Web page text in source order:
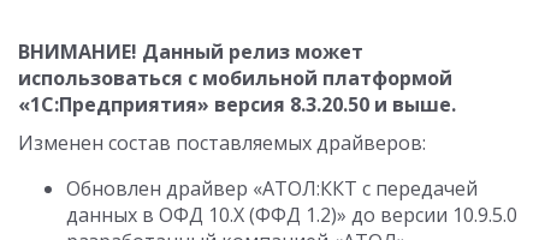
ВНИМАНИЕ! Данный релиз может
использоваться с мобильной платформой
«1С:Предприятия» версия 8.3.20.50 и выше.
Изменен состав поставляемых драйверов:
Обновлен драйвер «АТОЛ:ККТ с передачей
данных в ОФД 10.Х (ФФД 1.2)» до версии 10.9.5.0